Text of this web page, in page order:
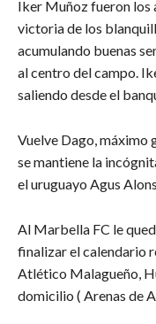
Iker Muñoz fueron los
victoria de los
acumulando buenas
al centro del campo.
saliendo desde el
Vuelve Dago, máximo
se mantiene la
el uruguayo Agus
Al Marbella FC le
finalizar el calendario
Atlético Malagueño,
domicilio ( Arenas de